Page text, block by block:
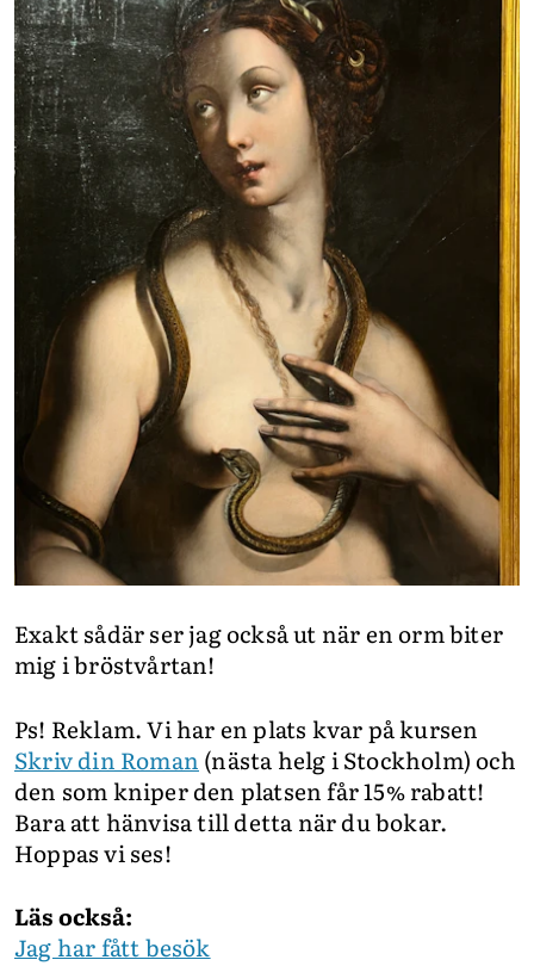
Exakt sådär ser jag också ut när en orm biter
mig i bröstvårtan!
Ps! Reklam. Vi har en plats kvar på kursen
Skriv din Roman (nästa helg i Stockholm) och
den som kniper den platsen får 15% rabatt!
Bara att hänvisa till detta när du bokar.
Hoppas vi ses!
Läs också:
Jag har fått besök